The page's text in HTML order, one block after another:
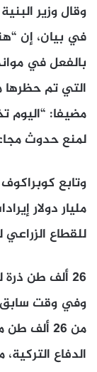
وقال وزير
بالفعل في
التي تم حظرها
مضيفا: “اليوم
لمنع حدوث
وتابع
مليار دولار
للقطاع
26 ألف طن ذرة للبنان
وفي وقت سابق
من 26 ألف
الدفاع